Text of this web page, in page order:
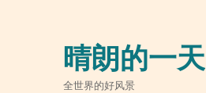
晴朗的一天
全世界的好风景